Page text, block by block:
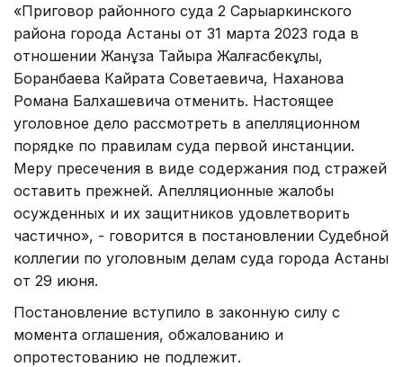
«Приговор районного суда 2 Сарыаркинского
района города Астаны от 31 марта 2023 года в
отношении Жанұзақ Тайыра Жалғасбекұлы,
Боранбаева Кайрата Советаевича, Наханова
Романа Балхашевича отменить. Настоящее
уголовное дело рассмотреть в апелляционном
порядке по правилам суда первой инстанции.
Меру пресечения в виде содержания под стражей
оставить прежней. Апелляционные жалобы
осужденных и их защитников удовлетворить
частично», - говорится в постановлении Судебной
коллегии по уголовным делам суда города Астаны
от 29 июня.
Постановление вступило в законную силу с
момента оглашения, обжалованию и
опротестованию не подлежит.